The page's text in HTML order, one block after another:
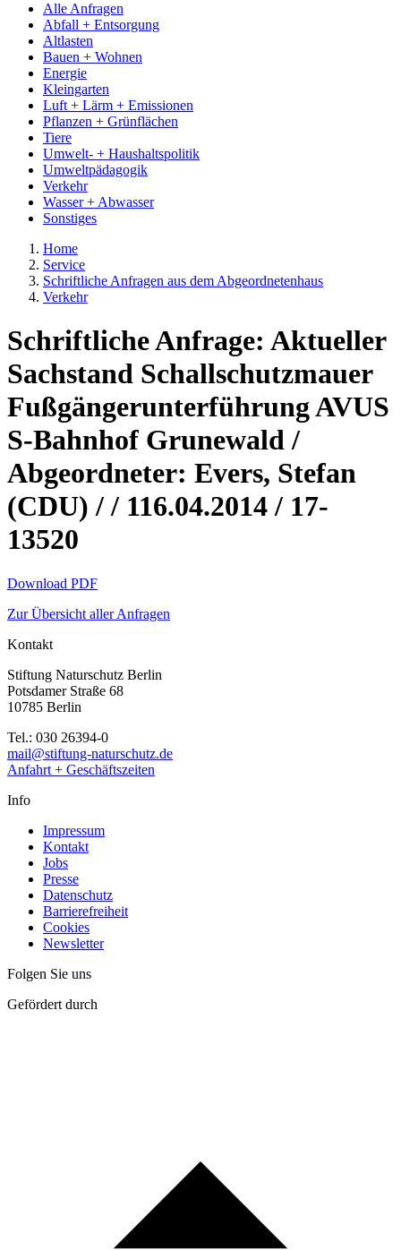
Alle Anfragen
Abfall + Entsorgung
Altlasten
Bauen + Wohnen
Energie
Kleingarten
Luft + Lärm + Emissionen
Pflanzen + Grünflächen
Tiere
Umwelt- + Haushaltspolitik
Umweltpädagogik
Verkehr
Wasser + Abwasser
Sonstiges
Home
Service
Schriftliche Anfragen aus dem Abgeordnetenhaus
Verkehr
Schriftliche Anfrage: Aktueller
Sachstand Schallschutzmauer
Fußgängerunterführung AVUS
S-Bahnhof Grunewald /
Abgeordneter: Evers, Stefan
(CDU) / / 116.04.2014 / 17-
13520
Download PDF
Zur Übersicht aller Anfragen
Kontakt
Stiftung Naturschutz Berlin
Potsdamer Straße 68
10785 Berlin
Tel.: 030 26394-0
mail@stiftung-naturschutz.de
Anfahrt + Geschäftszeiten
Info
Impressum
Kontakt
Jobs
Presse
Datenschutz
Barrierefreiheit
Cookies
Newsletter
Folgen Sie uns
Gefördert durch